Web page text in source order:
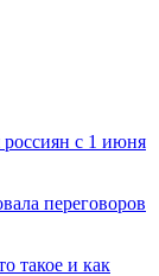
с 1 июня
переговоров
такое и как